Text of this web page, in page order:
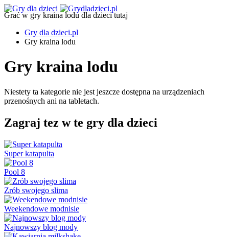
Grać w gry kraina lodu dla dzieci tutaj
Gry dla dzieci.pl
Gry kraina lodu
Gry kraina lodu
Niestety ta kategorie nie jest jeszcze dostępna na urządzeniach
przenośnych ani na tabletach.
Zagraj tez w te gry dla dzieci
Super katapulta
Pool 8
Zrób swojego slima
Weekendowe modnisie
Najnowszy blog mody